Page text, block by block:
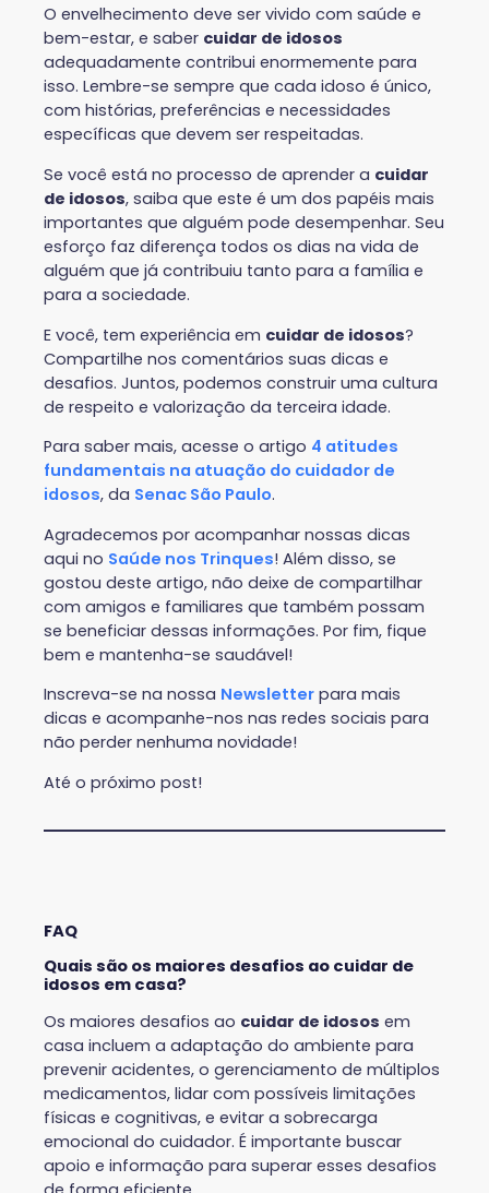
O envelhecimento deve ser vivido com saúde e
bem-estar, e saber cuidar de idosos
adequadamente contribui enormemente para
isso. Lembre-se sempre que cada idoso é único,
com histórias, preferências e necessidades
específicas que devem ser respeitadas.
Se você está no processo de aprender a cuidar
de idosos, saiba que este é um dos papéis mais
importantes que alguém pode desempenhar. Seu
esforço faz diferença todos os dias na vida de
alguém que já contribuiu tanto para a família e
para a sociedade.
E você, tem experiência em cuidar de idosos?
Compartilhe nos comentários suas dicas e
desafios. Juntos, podemos construir uma cultura
de respeito e valorização da terceira idade.
Para saber mais, acesse o artigo 4 atitudes
fundamentais na atuação do cuidador de
idosos, da Senac São Paulo.
Agradecemos por acompanhar nossas dicas
aqui no Saúde nos Trinques! Além disso, se
gostou deste artigo, não deixe de compartilhar
com amigos e familiares que também possam
se beneficiar dessas informações. Por fim, fique
bem e mantenha-se saudável!
Inscreva-se na nossa Newsletter para mais
dicas e acompanhe-nos nas redes sociais para
não perder nenhuma novidade!
Até o próximo post!
FAQ
Quais são os maiores desafios ao cuidar de
idosos em casa?
Os maiores desafios ao cuidar de idosos em
casa incluem a adaptação do ambiente para
prevenir acidentes, o gerenciamento de múltiplos
medicamentos, lidar com possíveis limitações
físicas e cognitivas, e evitar a sobrecarga
emocional do cuidador. É importante buscar
apoio e informação para superar esses desafios